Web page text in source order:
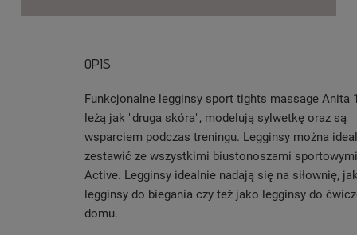
OPIS
Funkcjonalne legginsy sport tights massage Anita
leżą jak "druga skóra", modelują sylwetkę oraz są
wsparciem podczas treningu. Legginsy można
zestawić ze wszystkimi biustonoszami
Active. Legginsy idealnie nadają się na siłownię,
legginsy do biegania czy też jako legginsy do
domu.